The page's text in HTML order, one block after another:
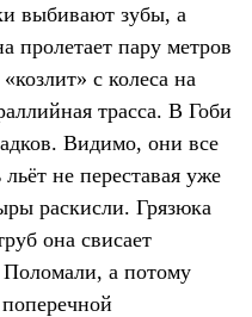
выбивают зубы, а
пролетает пару метров
с колеса на
трасса. В Гоби
Видимо, они все
не переставая уже
раскисли. Грязюка
она свисает
а потому